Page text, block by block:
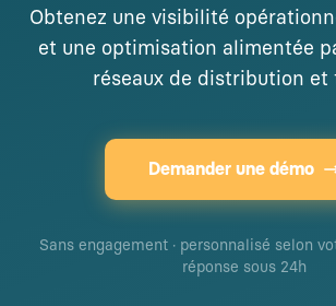
Obtenez une visibilité
et une optimisation alimentée
réseaux de distribution et
Demander une démo
Sans engagement · personnalisé selon
réponse sous 24h